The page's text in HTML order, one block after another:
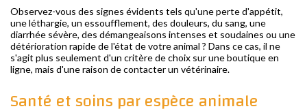
Observez-vous des signes évidents tels qu'une perte d'appétit,
une léthargie, un essoufflement, des douleurs, du sang, une
diarrhée sévère, des démangeaisons intenses et soudaines ou une
détérioration rapide de l'état de votre animal ? Dans ce cas, il ne
s'agit plus seulement d'un critère de choix sur une boutique en
ligne, mais d'une raison de contacter un vétérinaire.
Santé et soins par espèce animale